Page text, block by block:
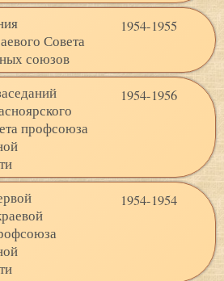
Совета
союзов
1954-1955
профсоюза
1954-1956
1954-1954